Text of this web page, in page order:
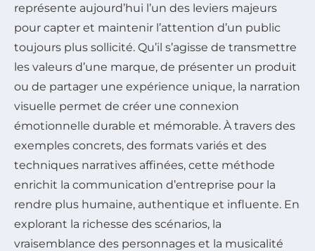
représente aujourd’hui l’un des leviers majeurs
pour capter et maintenir l’attention d’un public
toujours plus sollicité. Qu’il s’agisse de transmettre
les valeurs d’une marque, de présenter un produit
ou de partager une expérience unique, la narration
visuelle permet de créer une connexion
émotionnelle durable et mémorable. À travers des
exemples concrets, des formats variés et des
techniques narratives affinées, cette méthode
enrichit la communication d’entreprise pour la
rendre plus humaine, authentique et influente. En
explorant la richesse des scénarios, la
vraisemblance des personnages et la musicalité